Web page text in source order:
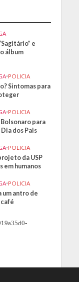
e
álbum
•POLICIA
Sintomas para
•POLICIA
para
dos Pais
•POLICIA
da USP
em humanos
•POLICIA
um antro de
café